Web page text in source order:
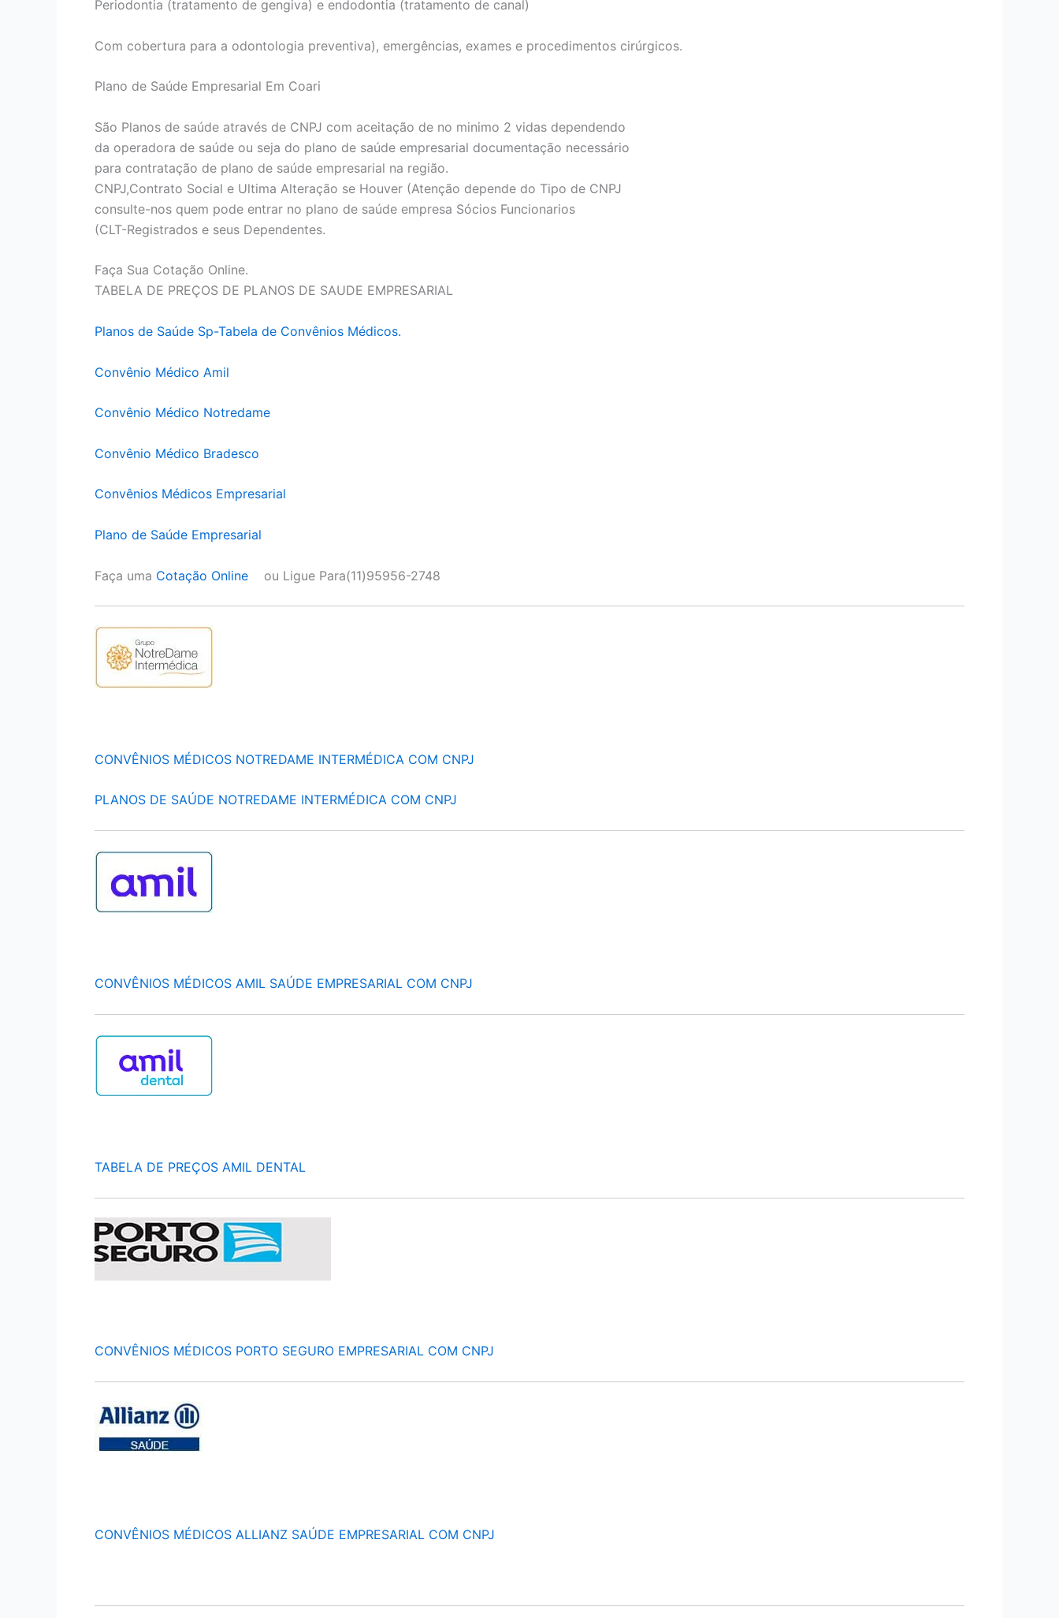
Periodontia (tratamento de gengiva) e endodontia (tratamento de canal)
Com cobertura para a odontologia preventiva), emergências, exames e procedimentos cirúrgicos.
Plano de Saúde Empresarial Em Coari
São Planos de saúde através de CNPJ com aceitação de no minimo 2 vidas dependendo
da operadora de saúde ou seja do plano de saúde empresarial documentação necessário
para contratação de plano de saúde empresarial na região.
CNPJ,Contrato Social e Ultima Alteração se Houver (Atenção depende do Tipo de CNPJ
consulte-nos quem pode entrar no plano de saúde empresa Sócios Funcionarios
(CLT-Registrados e seus Dependentes.
Faça Sua Cotação Online.
TABELA DE PREÇOS DE PLANOS DE SAUDE EMPRESARIAL
Planos de Saúde Sp-Tabela de Convênios Médicos.
Convênio Médico Amil
Convênio Médico Notredame
Convênio Médico Bradesco
Convênios Médicos Empresarial
Plano de Saúde Empresarial
Faça uma Cotação Online ou Ligue Para(11)95956-2748
CONVÊNIOS MÉDICOS NOTREDAME INTERMÉDICA COM CNPJ
PLANOS DE SAÚDE NOTREDAME INTERMÉDICA COM CNPJ
CONVÊNIOS MÉDICOS AMIL SAÚDE EMPRESARIAL COM CNPJ
TABELA DE PREÇOS AMIL DENTAL
CONVÊNIOS MÉDICOS PORTO SEGURO EMPRESARIAL COM CNPJ
CONVÊNIOS MÉDICOS ALLIANZ SAÚDE EMPRESARIAL COM CNPJ